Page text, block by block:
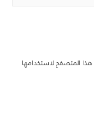
المتصفح لاستخدامها